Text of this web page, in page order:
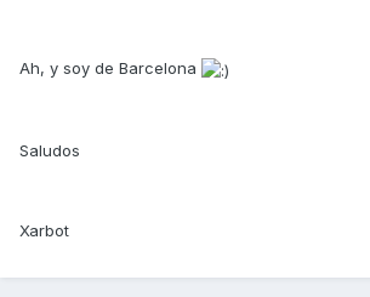
Ah, y soy de Barcelona
Saludos
Xarbot